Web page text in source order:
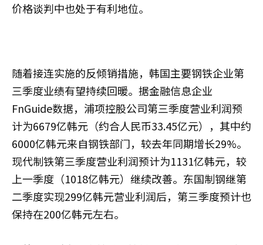
价格谈判中也处于有利地位。
随着接连实施的反倾销措施，韩国主要钢铁企业第
三季度业绩有望持续回暖。据金融信息企业
FnGuide数据，浦项控股公司第三季度营业利润预
计为6679亿韩元（约合人民币33.45亿元），其中约
6000亿韩元来自钢铁部门，较去年同期增长29%。
现代制铁第三季度营业利润预计为1131亿韩元，较
上一季度（1018亿韩元）继续改善。东国制钢继第
二季度实现299亿韩元营业利润后，第三季度预计也
保持在200亿韩元左右。